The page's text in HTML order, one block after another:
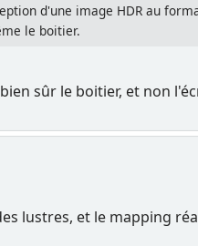
d'une image HDR au
le boitier.
sûr le boitier, et non
lustres, et le mapping